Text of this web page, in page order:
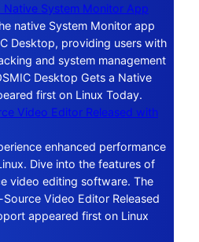
Native System Monitor App
native System Monitor app
Desktop, providing users with
and system management
Desktop Gets a Native
first on Linux Today.
Video Editor Released with
enhanced performance
Dive into the features of
video editing software. The
Video Editor Released
appeared first on Linux